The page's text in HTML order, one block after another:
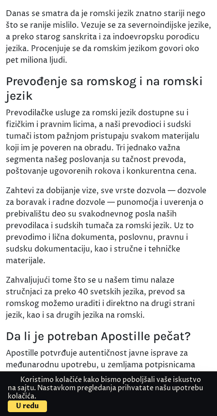
Danas se smatra da je romski jezik znatno stariji nego
što se ranije mislilo. Vezuje se za severnoindijske jezike,
a preko starog sanskrita i za indoevropsku porodicu
jezika. Procenjuje se da romskim jezikom govori oko
pet miliona ljudi.
Prevođenje sa romskog i na romski
jezik
Prevodilačke usluge za romski jezik dostupne su i
fizičkim i pravnim licima, a naši prevodioci i sudski
tumači istom pažnjom pristupaju svakom materijalu
koji im je poveren na obradu. Tri jednako važna
segmenta našeg poslovanja su tačnost prevoda,
poštovanje ugovorenih rokova i konkurentna cena.
Zahtevi za dobijanje vize, sve vrste dozvola — dozvole
za boravak i radne dozvole — punomoćja i uverenja o
prebivalištu deo su svakodnevnog posla naših
prevodilaca i sudskih tumača za romski jezik. Uz to
prevodimo i lična dokumenta, poslovnu, pravnu i
sudsku dokumentaciju, kao i stručne i tehničke
materijale.
Zahvaljujući tome što se u našem timu nalaze
stručnjaci za preko 40 svetskih jezika, prevod sa
romskog možemo uraditi i direktno na drugi strani
jezik, kao i sa drugih jezika na romski.
Da li je potreban Apostille pečat?
Apostille potvrđuje autentičnost javne isprave za
međunarodnu upotrebu, u zemljama potpisnicama
Haške konvencije, i izdaje ga nadležni sud — ne sudski
tumač ni prevodilačka agencija. Da li vam je potreban, i
da li se stavlja pre ili posle prevoda, zavisi od
dokumenta, države i institucije primaoca. Pre nego što
Kontaktirajte nas
Koristimo kolačiće kako bismo poboljšali vaše iskustvo
na sajtu. Nastavkom pregledanja prihvatate našu upotrebu
kolačića.
U redu